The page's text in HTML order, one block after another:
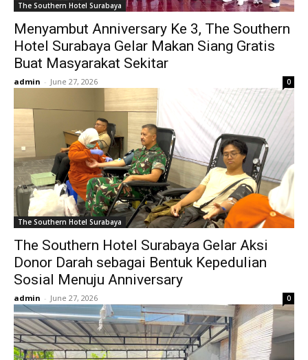
The Southern Hotel Surabaya
Menyambut Anniversary Ke 3, The Southern
Hotel Surabaya Gelar Makan Siang Gratis
Buat Masyarakat Sekitar
admin - June 27, 2026 0
The Southern Hotel Surabaya
The Southern Hotel Surabaya Gelar Aksi
Donor Darah sebagai Bentuk Kepedulian
Sosial Menuju Anniversary
admin - June 27, 2026 0